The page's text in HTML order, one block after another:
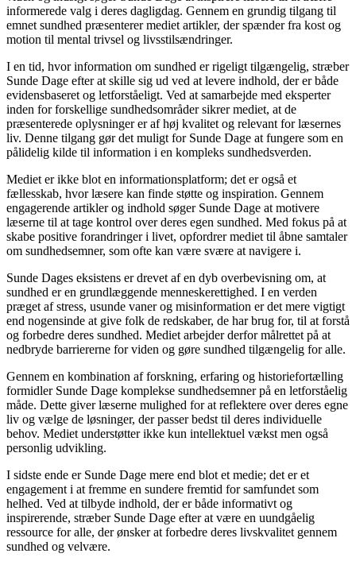
informerede valg i deres dagligdag. Gennem en grundig tilgang til
emnet sundhed præsenterer mediet artikler, der spænder fra kost og
motion til mental trivsel og livsstilsændringer.
I en tid, hvor information om sundhed er rigeligt tilgængelig, stræber
Sunde Dage efter at skille sig ud ved at levere indhold, der er både
evidensbaseret og letforståeligt. Ved at samarbejde med eksperter
inden for forskellige sundhedsområder sikrer mediet, at de
præsenterede oplysninger er af høj kvalitet og relevant for læsernes
liv. Denne tilgang gør det muligt for Sunde Dage at fungere som en
pålidelig kilde til information i en kompleks sundhedsverden.
Mediet er ikke blot en informationsplatform; det er også et
fællesskab, hvor læsere kan finde støtte og inspiration. Gennem
engagerende artikler og indhold søger Sunde Dage at motivere
læserne til at tage kontrol over deres egen sundhed. Med fokus på at
skabe positive forandringer i livet, opfordrer mediet til åbne samtaler
om sundhedsemner, som ofte kan være svære at navigere i.
Sunde Dages eksistens er drevet af en dyb overbevisning om, at
sundhed er en grundlæggende menneskerettighed. I en verden
præget af stress, usunde vaner og misinformation er det mere vigtigt
end nogensinde at give folk de redskaber, de har brug for, til at forstå
og forbedre deres sundhed. Mediet arbejder derfor målrettet på at
nedbryde barriererne for viden og gøre sundhed tilgængelig for alle.
Gennem en kombination af forskning, erfaring og historiefortælling
formidler Sunde Dage komplekse sundhedsemner på en letforståelig
måde. Dette giver læserne mulighed for at reflektere over deres egne
liv og vælge de løsninger, der passer bedst til deres individuelle
behov. Mediet understøtter ikke kun intellektuel vækst men også
personlig udvikling.
I sidste ende er Sunde Dage mere end blot et medie; det er et
engagement i at fremme en sundere fremtid for samfundet som
helhed. Ved at tilbyde indhold, der er både informativt og
inspirerende, stræber Sunde Dage efter at være en uundgåelig
ressource for alle, der ønsker at forbedre deres livskvalitet gennem
sundhed og velvære.